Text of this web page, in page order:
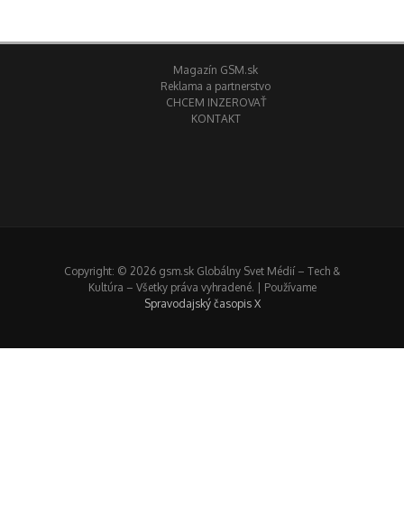
Magazín GSM.sk
Reklama a partnerstvo
CHCEM INZEROVAŤ
KONTAKT
Copyright: © 2026 gsm.sk Globálny Svet Médií – Tech &
Kultúra – Všetky práva vyhradené. | Používame
Spravodajský časopis X